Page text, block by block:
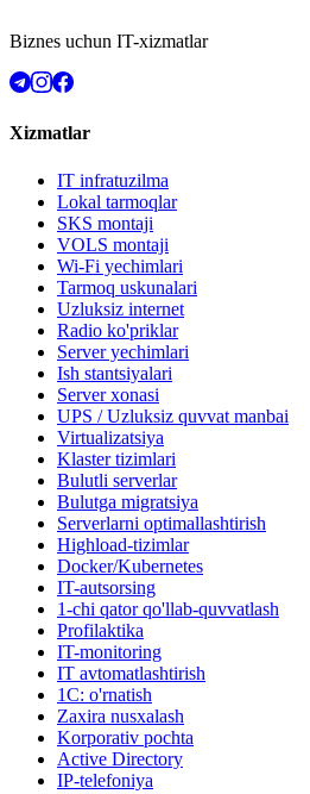
Biznes uchun IT-xizmatlar
Xizmatlar
IT infratuzilma
Lokal tarmoqlar
SKS montaji
VOLS montaji
Wi-Fi yechimlari
Tarmoq uskunalari
Uzluksiz internet
Radio ko'priklar
Server yechimlari
Ish stantsiyalari
Server xonasi
UPS / Uzluksiz quvvat manbai
Virtualizatsiya
Klaster tizimlari
Bulutli serverlar
Bulutga migratsiya
Serverlarni optimallashtirish
Highload-tizimlar
Docker/Kubernetes
IT-autsorsing
1-chi qator qo'llab-quvvatlash
Profilaktika
IT-monitoring
IT avtomatlashtirish
1C: o'rnatish
Zaxira nusxalash
Korporativ pochta
Active Directory
IP-telefoniya